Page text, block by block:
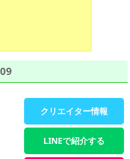
クリエイター情報
LINEで紹介する